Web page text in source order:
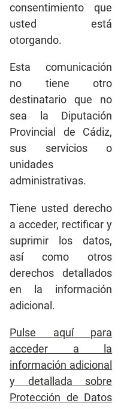
consentimiento que
usted está
otorgando.
Esta comunicación
no tiene otro
destinatario que no
sea la Diputación
Provincial de Cádiz,
sus servicios o
unidades
administrativas.
Tiene usted derecho
a acceder, rectificar y
suprimir los datos,
así como otros
derechos detallados
en la información
adicional.
Pulse aquí para
acceder a la
información adicional
y detallada sobre
Protección de Datos